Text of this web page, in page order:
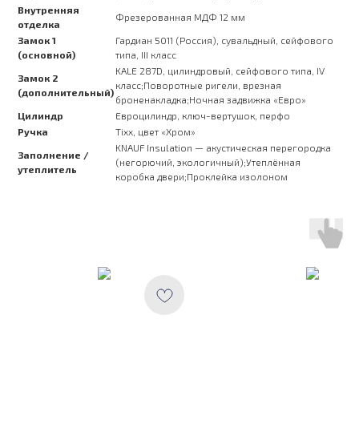
Внутренняя
отделка
Фрезерованная МДФ 12 мм
Замок 1
(основной)
Гардиан 5011 (Россия), сувальдный, сейфового
типа, III класс
Замок 2
(дополнительный)
KALE 287D, цилиндровый, сейфового типа, IV
класс;Поворотные ригели, врезная
броненакладка;Ночная задвижка «Евро»
Цилиндр
Евроцилиндр, ключ-вертушок, перфо
Ручка
Tixx, цвет «Хром»
Заполнение /
утеплитель
KNAUF Insulation — акустическая перегородка
(негорючий, экологичный);Утеплённая
коробка двери;Проклейка изолоном